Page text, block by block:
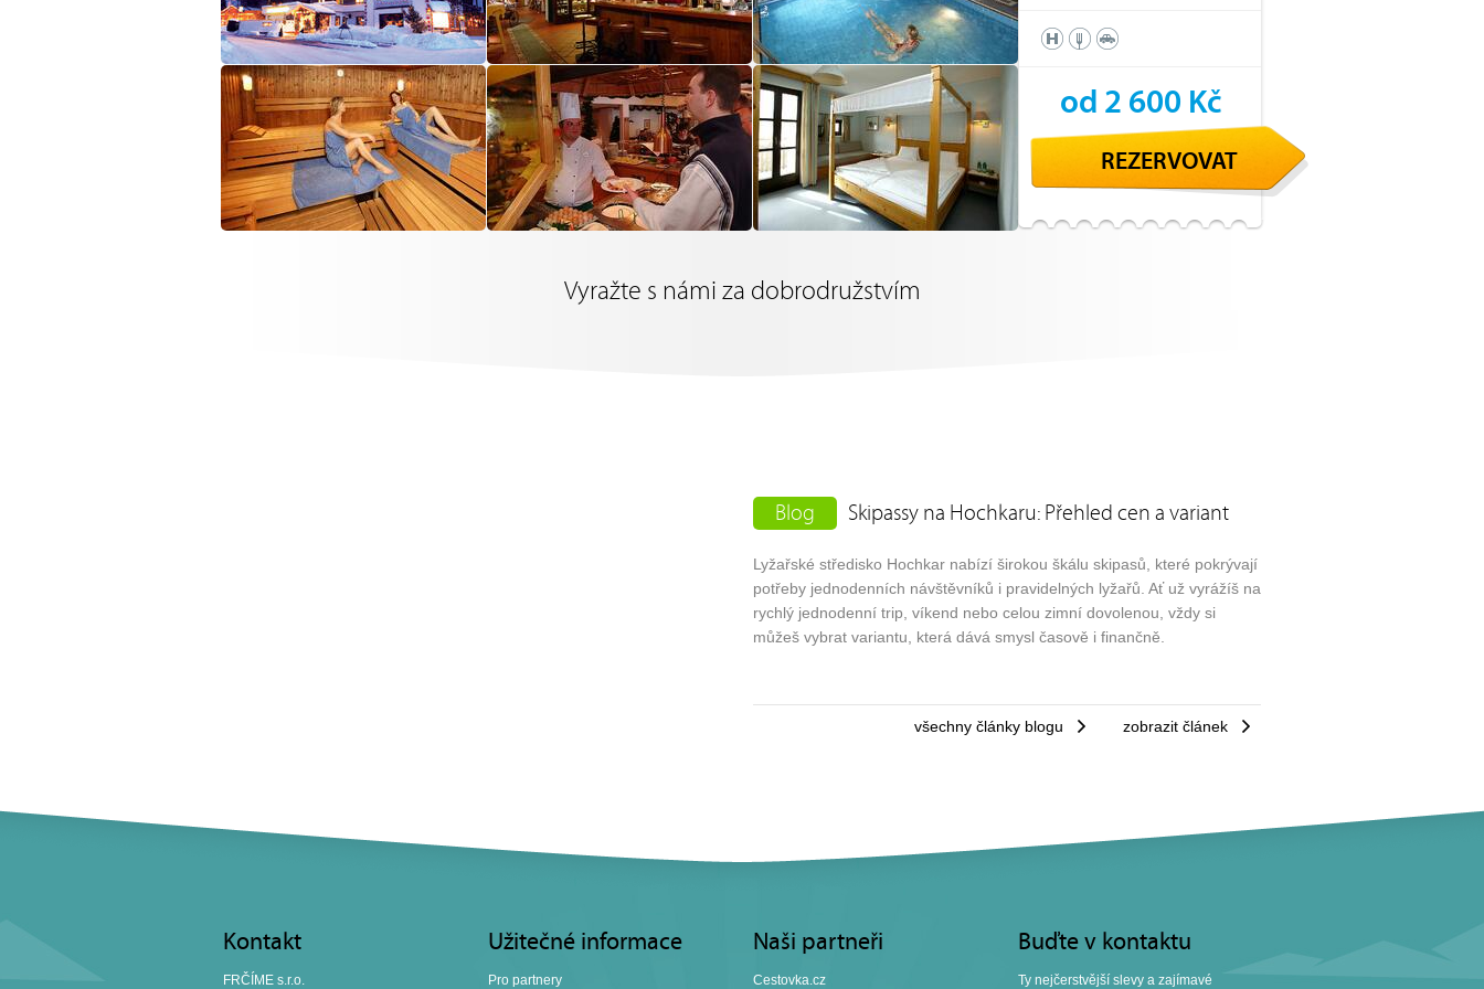
od 2 600 Kč
REZERVOVAT
Vyražte s námi za dobrodružstvím
Blog Skipassy na Hochkaru: Přehled cen a variant
Lyžařské středisko Hochkar nabízí širokou škálu skipasů, které pokrývají
potřeby jednodenních návštěvníků i pravidelných lyžařů. Ať už vyrážíš na
rychlý jednodenní trip, víkend nebo celou zimní dovolenou, vždy si
můžeš vybrat variantu, která dává smysl časově i finančně.
všechny články blogu zobrazit článek
Kontakt
FRČÍME s.r.o.
Užitečné informace
Pro partnery
Naši partneři
Cestovka.cz
Buďte v kontaktu
Ty nejčerstvější slevy a zajímavé